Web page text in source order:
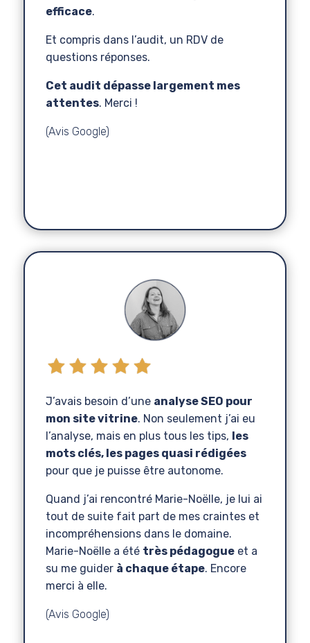
efficace.
Et compris dans l’audit, un RDV de
questions réponses.
Cet audit dépasse largement mes
attentes. Merci !
(Avis Google)
J’avais besoin d’une analyse SEO pour
mon site vitrine. Non seulement j’ai eu
l’analyse, mais en plus tous les tips, les
mots clés, les pages quasi rédigées
pour que je puisse être autonome.
Quand j’ai rencontré Marie-Noëlle, je lui ai
tout de suite fait part de mes craintes et
incompréhensions dans le domaine.
Marie-Noëlle a été très pédagogueet a
su me guider à chaque étape. Encore
merci à elle.
(Avis Google)